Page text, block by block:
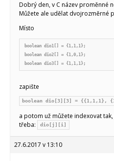
Dobrý den, v C název proměnné
Můžete ale udělat dvojrozměrné
Místo
boolean dio1[] = {1,1,1};
boolean dio2[] = {1,0,1};
boolean dio3[] = {1,1,1};
zapište
boolean dio[3][3] = {{1,1,1},
a potom už můžete indexovat
třeba:
dio[j][i]
27.6.2017 v 13:10